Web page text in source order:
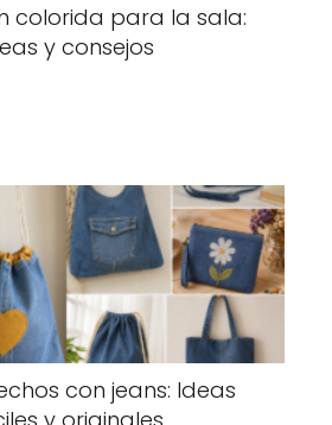
colorida para la sala:
y consejos
con jeans: Ideas